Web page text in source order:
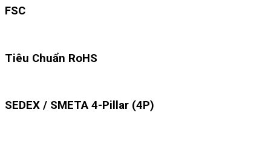
FSC
Tiêu Chuẩn RoHS
SEDEX / SMETA 4-Pillar (4P)